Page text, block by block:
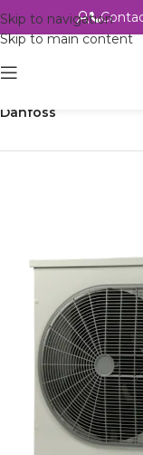
Skip to navigation
Skip to main content
Danfoss